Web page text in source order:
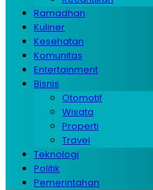
Ramadhan
Kuliner
Kesehatan
Komunitas
Entertainment
Bisnis
Otomotif
Wisata
Properti
Travel
Teknologi
Politik
Pemerintahan